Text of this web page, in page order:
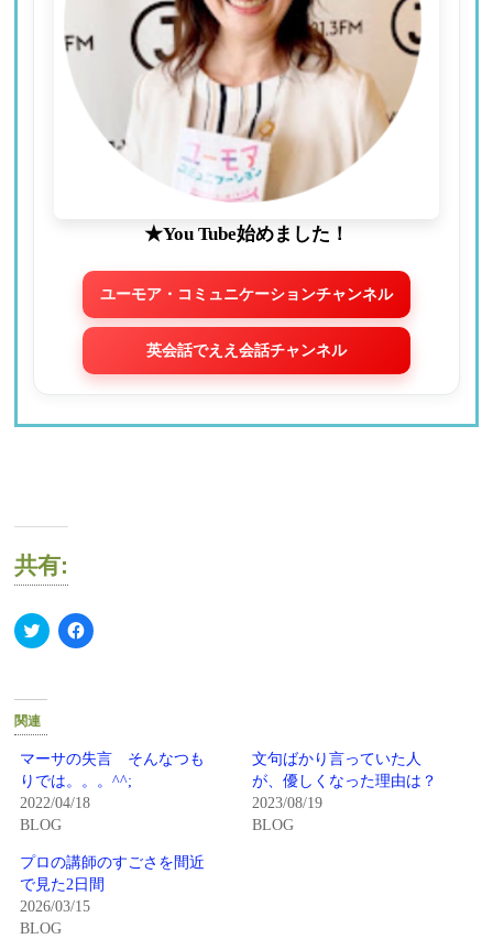
★You Tube始めました！
ユーモア・コミュニケーションチャンネル
英会話でええ会話チャンネル
共有:
ク
リ
て
共
有
(新
し
い
ウ
ィ
ド
ウ
で
開
き
ま
Facebook
で
リ
ッ
ク
し
て
さ
い
(新
し
い
関連
マーサの失言 そんなつも
りでは。。。^^;
2022/04/18
BLOG
文句ばかり言っていた人
が、優しくなった理由は？
2023/08/19
BLOG
プロの講師のすごさを間近
で見た2日間
2026/03/15
BLOG